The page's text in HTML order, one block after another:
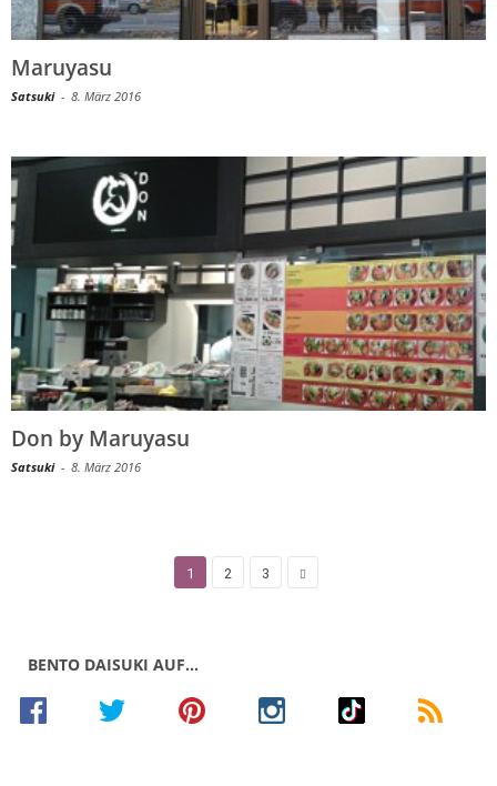
Maruyasu
Satsuki - 8. März 2016
Don by Maruyasu
Satsuki - 8. März 2016
1 2 3
BENTO DAISUKI AUF…